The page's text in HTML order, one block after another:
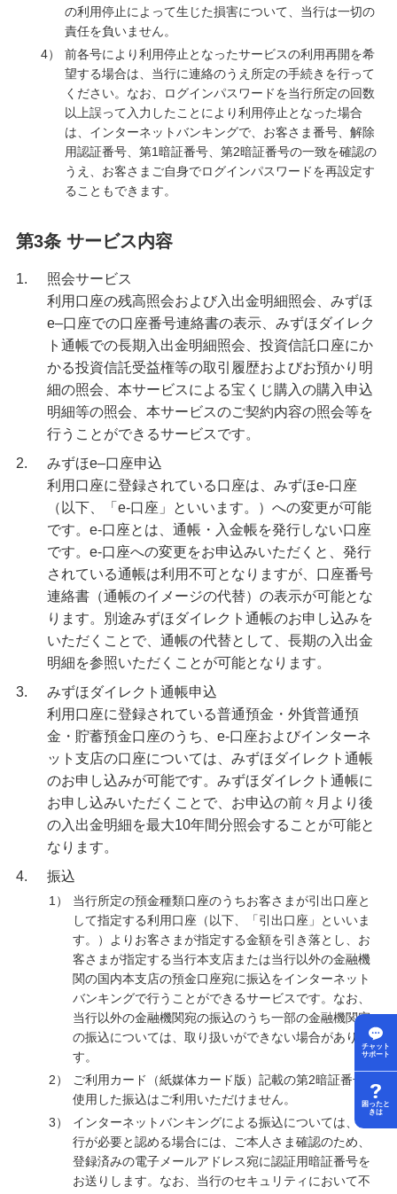
チャット
サポート
困ったと
きは
の利用停止によって生じた損害について、当行は一切の
責任を負いません。
4）
前各号により利用停止となったサービスの利用再開を希
望する場合は、当行に連絡のうえ所定の手続きを行って
ください。なお、ログインパスワードを当行所定の回数
以上誤って入力したことにより利用停止となった場合
は、インターネットバンキングで、お客さま番号、解除
用認証番号、第1暗証番号、第2暗証番号の一致を確認の
うえ、お客さまご自身でログインパスワードを再設定す
ることもできます。
第3条 サービス内容
1.
照会サービス
利用口座の残高照会および入出金明細照会、みずほ
e–口座での口座番号連絡書の表示、みずほダイレク
ト通帳での長期入出金明細照会、投資信託口座にか
かる投資信託受益権等の取引履歴およびお預かり明
細の照会、本サービスによる宝くじ購入の購入申込
明細等の照会、本サービスのご契約内容の照会等を
行うことができるサービスです。
2.
みずほe–口座申込
利用口座に登録されている口座は、みずほe-口座
（以下、「e-口座」といいます。）への変更が可能
です。e-口座とは、通帳・入金帳を発行しない口座
です。e-口座への変更をお申込みいただくと、発行
されている通帳は利用不可となりますが、口座番号
連絡書（通帳のイメージの代替）の表示が可能とな
ります。別途みずほダイレクト通帳のお申し込みを
いただくことで、通帳の代替として、長期の入出金
明細を参照いただくことが可能となります。
3.
みずほダイレクト通帳申込
利用口座に登録されている普通預金・外貨普通預
金・貯蓄預金口座のうち、e-口座およびインターネ
ット支店の口座については、みずほダイレクト通帳
のお申し込みが可能です。みずほダイレクト通帳に
お申し込みいただくことで、お申込の前々月より後
の入出金明細を最大10年間分照会することが可能と
なります。
4.
振込
1）
当行所定の預金種類口座のうちお客さまが引出口座と
して指定する利用口座（以下、「引出口座」といいま
す。）よりお客さまが指定する金額を引き落とし、お
客さまが指定する当行本支店または当行以外の金融機
関の国内本支店の預金口座宛に振込をインターネット
バンキングで行うことができるサービスです。なお、
当行以外の金融機関宛の振込のうち一部の金融機関宛
の振込については、取り扱いができない場合がありま
す。
2）
ご利用カード（紙媒体カード版）記載の第2暗証番号を
使用した振込はご利用いただけません。
3）
インターネットバンキングによる振込については、当
行が必要と認める場合には、ご本人さま確認のため、
登録済みの電子メールアドレス宛に認証用暗証番号を
お送りします。なお、当行のセキュリティにおいて不